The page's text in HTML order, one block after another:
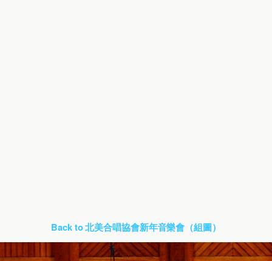
Back to 北美合唱協會新年音樂會（組圖）